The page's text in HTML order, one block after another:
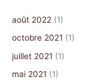
août 2022 (1)
octobre 2021 (1)
juillet 2021 (1)
mai 2021 (1)